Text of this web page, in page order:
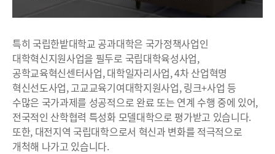
특히 국립한밭대학교 공과대학은 국가정책사업인
대학혁신지원사업을 필두로 국립대학육성사업,
공학교육혁신센터사업, 대학일자리사업, 4차 산업혁명
혁신선도사업, 고교교육기여대학지원사업, 링크+사업 등
수많은 국가과제를 성공적으로 완료 또는 연계 수행 중에 있어,
전국적인 산학협력 특성화 모델대학으로 평가받고 있습니다.
또한, 대전지역 국립대학으로서 혁신과 변화를 적극적으로
개척해 나가고 있습니다.